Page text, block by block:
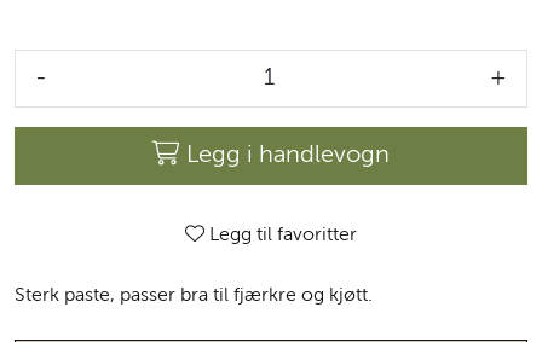
- +
Legg i handlevogn
Legg til favoritter
Sterk paste, passer bra til fjærkre og kjøtt.